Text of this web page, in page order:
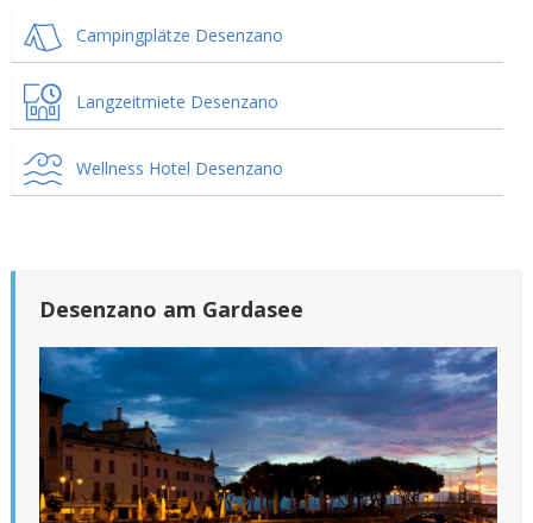
Campingplätze Desenzano
Langzeitmiete Desenzano
Wellness Hotel Desenzano
Desenzano am Gardasee